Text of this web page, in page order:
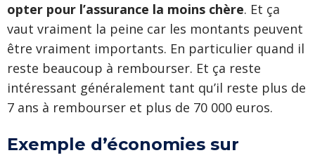
opter pour l’assurance la moins chère. Et ça
vaut vraiment la peine car les montants peuvent
être vraiment importants. En particulier quand il
reste beaucoup à rembourser. Et ça reste
intéressant généralement tant qu’il reste plus de
7 ans à rembourser et plus de 70 000 euros.
Exemple d’économies sur